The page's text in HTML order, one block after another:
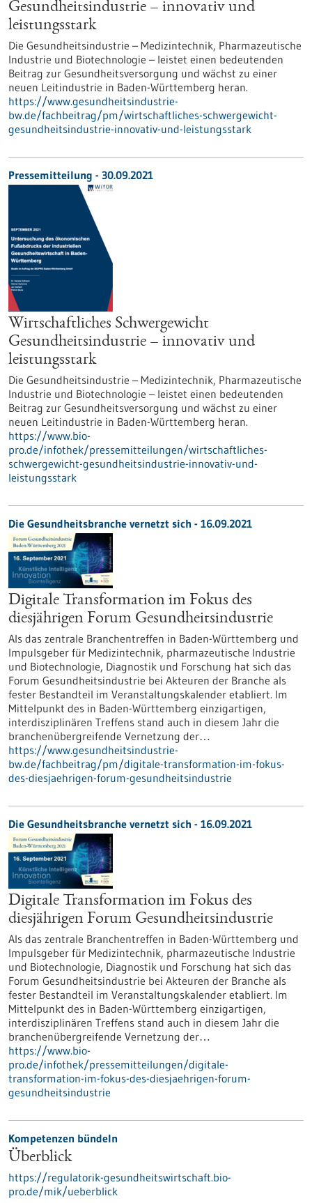
Gesundheitsindustrie – innovativ und
leistungsstark
Die Gesundheitsindustrie – Medizintechnik, Pharmazeutische
Industrie und Biotechnologie – leistet einen bedeutenden
Beitrag zur Gesundheitsversorgung und wächst zu einer
neuen Leitindustrie in Baden-Württemberg heran.
https://www.gesundheitsindustrie-
bw.de/fachbeitrag/pm/wirtschaftliches-schwergewicht-
gesundheitsindustrie-innovativ-und-leistungsstark
Pressemitteilung - 30.09.2021
Wirtschaftliches Schwergewicht
Gesundheitsindustrie – innovativ und
leistungsstark
Die Gesundheitsindustrie – Medizintechnik, Pharmazeutische
Industrie und Biotechnologie – leistet einen bedeutenden
Beitrag zur Gesundheitsversorgung und wächst zu einer
neuen Leitindustrie in Baden-Württemberg heran.
https://www.bio-
pro.de/infothek/pressemitteilungen/wirtschaftliches-
schwergewicht-gesundheitsindustrie-innovativ-und-
leistungsstark
Die Gesundheitsbranche vernetzt sich - 16.09.2021
Digitale Transformation im Fokus des
diesjährigen Forum Gesundheitsindustrie
Als das zentrale Branchentreffen in Baden-Württemberg und
Impulsgeber für Medizintechnik, pharmazeutische Industrie
und Biotechnologie, Diagnostik und Forschung hat sich das
Forum Gesundheitsindustrie bei Akteuren der Branche als
fester Bestandteil im Veranstaltungskalender etabliert. Im
Mittelpunkt des in Baden-Württemberg einzigartigen,
interdisziplinären Treffens stand auch in diesem Jahr die
branchenübergreifende Vernetzung der…
https://www.gesundheitsindustrie-
bw.de/fachbeitrag/pm/digitale-transformation-im-fokus-
des-diesjaehrigen-forum-gesundheitsindustrie
Die Gesundheitsbranche vernetzt sich - 16.09.2021
Digitale Transformation im Fokus des
diesjährigen Forum Gesundheitsindustrie
Als das zentrale Branchentreffen in Baden-Württemberg und
Impulsgeber für Medizintechnik, pharmazeutische Industrie
und Biotechnologie, Diagnostik und Forschung hat sich das
Forum Gesundheitsindustrie bei Akteuren der Branche als
fester Bestandteil im Veranstaltungskalender etabliert. Im
Mittelpunkt des in Baden-Württemberg einzigartigen,
interdisziplinären Treffens stand auch in diesem Jahr die
branchenübergreifende Vernetzung der…
https://www.bio-
pro.de/infothek/pressemitteilungen/digitale-
transformation-im-fokus-des-diesjaehrigen-forum-
gesundheitsindustrie
Kompetenzen bündeln
Überblick
https://regulatorik-gesundheitswirtschaft.bio-
pro.de/mik/ueberblick